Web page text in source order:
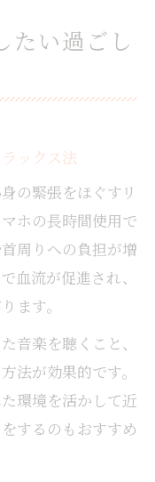
たい過ごし
ックス法
の緊張をほぐすリ
ホの長時間使用で
周りへの負担が増
血流が促進され、
ます。
音楽を聴くこと、
法が効果的です。
環境を活かして近
するのもおすすめ